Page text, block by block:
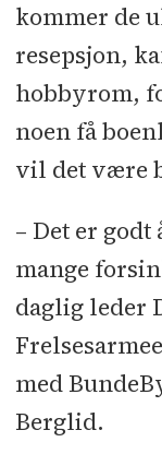
kommer de
resepsjon,
hobbyrom,
noen få
vil det være
– Det er
mange
daglig leder
med
Berglid.